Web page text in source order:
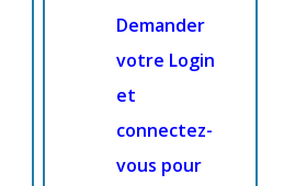
Demander
votre Login
et
connectez-
vous pour